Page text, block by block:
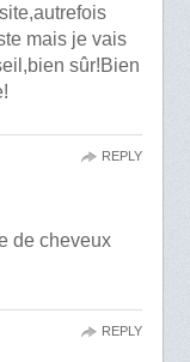
mais je vais
sûr!Bien
de cheveux
REPLY
REPLY